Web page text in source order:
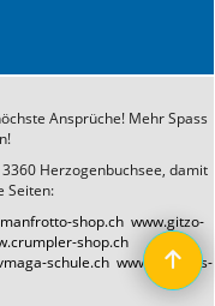
Ansprüche! Mehr Spass
Herzogenbuchsee, damit
Seiten:
shop.ch www.gitzo-
shop.ch
schule.ch www.fernglas-